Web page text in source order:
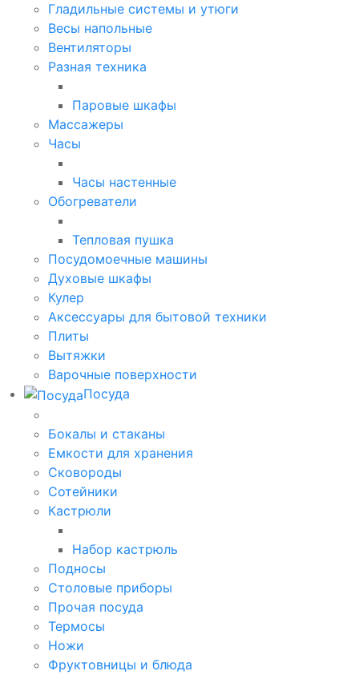
Гладильные системы и утюги
Весы напольные
Вентиляторы
Разная техника
Паровые шкафы
Массажеры
Часы
Часы настенные
Обогреватели
Тепловая пушка
Посудомоечные машины
Духовые шкафы
Кулер
Аксессуары для бытовой техники
Плиты
Вытяжки
Варочные поверхности
Посуда
Бокалы и стаканы
Емкости для хранения
Сковороды
Сотейники
Кастрюли
Набор кастрюль
Подносы
Столовые приборы
Прочая посуда
Термосы
Ножи
Фруктовницы и блюда